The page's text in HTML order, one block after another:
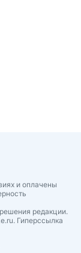
и оплачены
редакции.
Гиперссылка